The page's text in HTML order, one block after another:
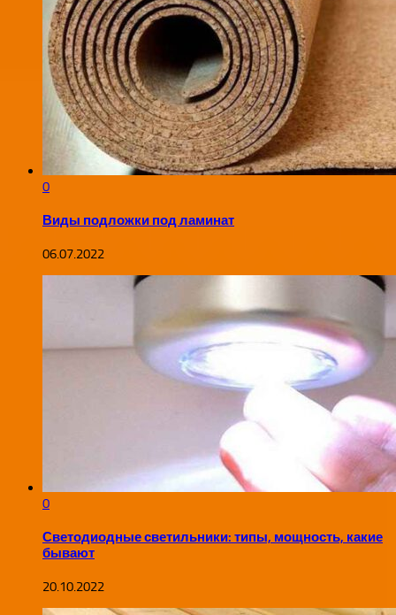
0
Виды подложки под ламинат
06.07.2022
0
Светодиодные светильники: типы, мощность, какие
бывают
20.10.2022